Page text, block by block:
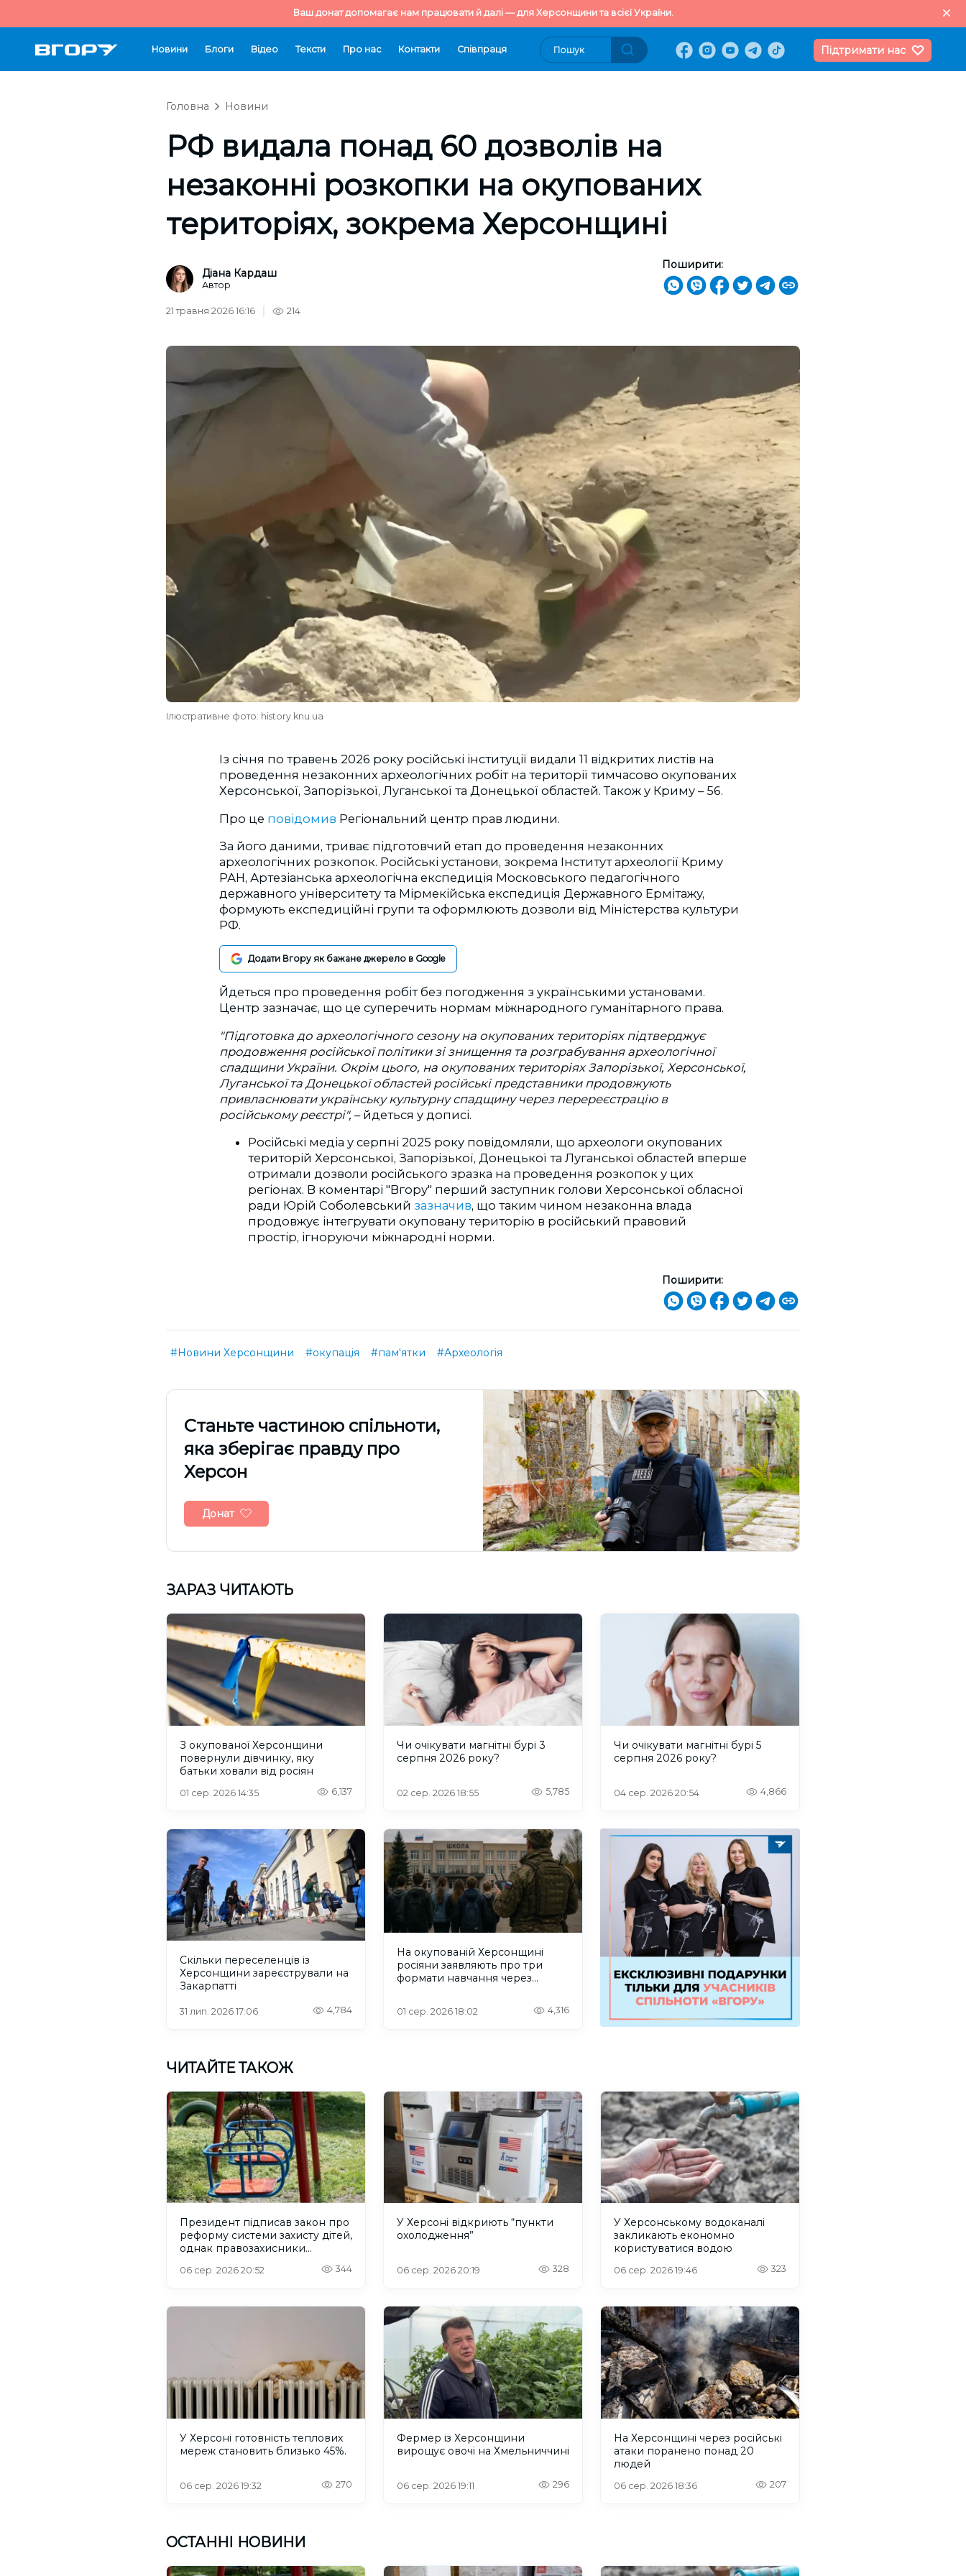
Ваш донат допомагає нам працювати й далі — для Херсонщини та всієї України.
Новини Блоги Відео Тексти Про нас Контакти Cпівпраця Підтримати нас
Головна Новини
РФ видала понад 60 дозволів на
незаконні розкопки на окупованих
територіях, зокрема Херсонщині
Діана Кардаш
Автор
Поширити:
21 травня 2026 16:16 214
Ілюстративне фото: history.knu.ua
Із січня по травень 2026 року російські інституції видали 11 відкритих листів на
проведення незаконних археологічних робіт на території тимчасово окупованих
Херсонської, Запорізької, Луганської та Донецької областей. Також у Криму – 56.
Про це повідомив Регіональний центр прав людини.
За його даними, триває підготовчий етап до проведення незаконних
археологічних розкопок. Російські установи, зокрема Інститут археології Криму
РАН, Артезіанська археологічна експедиція Московського педагогічного
державного університету та Мірмекійська експедиція Державного Ермітажу,
формують експедиційні групи та оформлюють дозволи від Міністерства культури
РФ.
Додати Вгору як бажане джерело в Google
Йдеться про проведення робіт без погодження з українськими установами.
Центр зазначає, що це суперечить нормам міжнародного гуманітарного права.
"Підготовка до археологічного сезону на окупованих територіях підтверджує
продовження російської політики зі знищення та розграбування археологічної
спадщини України. Окрім цього, на окупованих територіях Запорізької, Херсонської,
Луганської та Донецької областей російські представники продовжують
привласнювати українську культурну спадщину через перереєстрацію в
російському реєстрі", – йдеться у дописі.
Російські медіа у серпні 2025 року повідомляли, що археологи окупованих
територій Херсонської, Запорізької, Донецької та Луганської областей вперше
отримали дозволи російського зразка на проведення розкопок у цих
регіонах. В коментарі "Вгору" перший заступник голови Херсонської обласної
ради Юрій Соболевський зазначив, що таким чином незаконна влада
продовжує інтегрувати окуповану територію в російський правовий
простір, ігноруючи міжнародні норми.
Поширити:
#Новини Херсонщини #окупація #пам'ятки #Археологія
Cтаньте частиною спільноти,
яка зберігає правду про
Херсон
Донат
ЗАРАЗ ЧИТАЮТЬ
З окупованої Херсонщини
повернули дівчинку, яку
батьки ховали від росіян
01 сер. 2026 14:35 6,137
Чи очікувати магнітні бурі 3
серпня 2026 року?
02 сер. 2026 18:55 5,785
Чи очікувати магнітні бурі 5
серпня 2026 року?
04 сер. 2026 20:54 4,866
Скільки переселенців із
Херсонщини зареєстрували на
Закарпатті
31 лип. 2026 17:06 4,784
На окупованій Херсонщині
росіяни заявляють про три
формати навчання через
01 сер. 2026 18:02 4,316
ЧИТАЙТЕ ТАКОЖ
Президент підписав закон про
реформу системи захисту дітей,
однак правозахисники
06 сер. 2026 20:52 344
У Херсоні відкриють “пункти
охолодження”
06 сер. 2026 20:19 328
У Херсонському водоканалі
закликають економно
користуватися водою
06 сер. 2026 19:46 323
У Херсоні готовність теплових
мереж становить близько 45%.
06 сер. 2026 19:32 270
Фермер із Херсонщини
вирощує овочі на Хмельниччині
06 сер. 2026 19:11 296
На Херсонщині через російські
атаки поранено понад 20
людей
06 сер. 2026 18:36 207
ОСТАННІ НОВИНИ